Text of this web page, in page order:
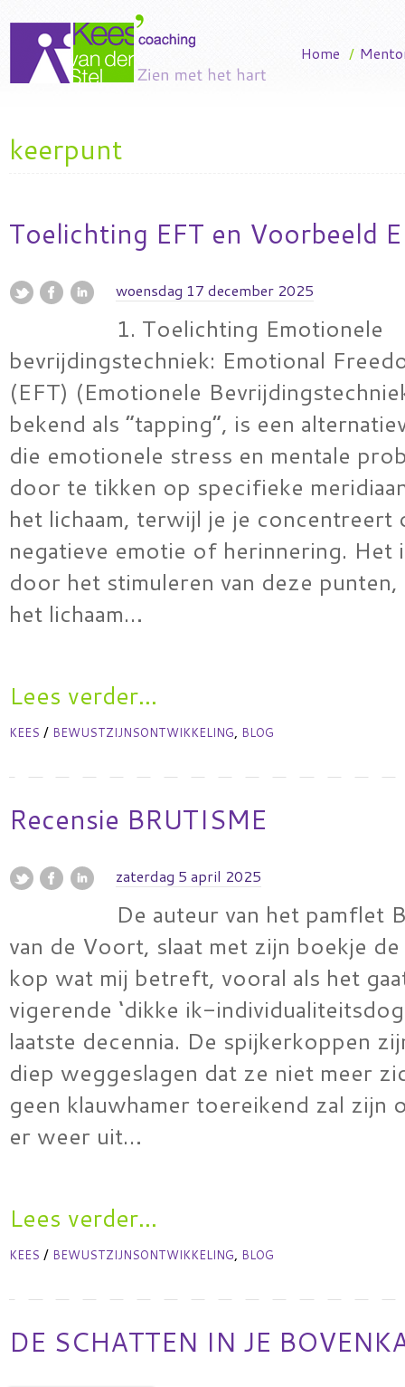
Home /
keerpunt
Toelichting EFT en Voorbeeld
woensdag 17 december 2025
1. Toelichting Emotionele
bevrijdingstechniek: Emotional
(EFT) (Emotionele
bekend als “tapping”, is een
die emotionele stress en mentale
door te tikken op specifieke
het lichaam, terwijl je je concentreert
negatieve emotie of herinnering. Het
door het stimuleren van deze
het lichaam…
Lees verder...
KEES / BEWUSTZIJNSONTWIKKELING, BLOG
Recensie BRUTISME
zaterdag 5 april 2025
De auteur van het pamflet
van de Voort, slaat met zijn boekje
kop wat mij betreft, vooral als het
vigerende ‘dikke ik-
laatste decennia. De spijkerkoppen
diep weggeslagen dat ze niet meer
geen klauwhamer toereikend zal zijn
er weer uit…
Lees verder...
KEES / BEWUSTZIJNSONTWIKKELING, BLOG
DE SCHATTEN IN JE